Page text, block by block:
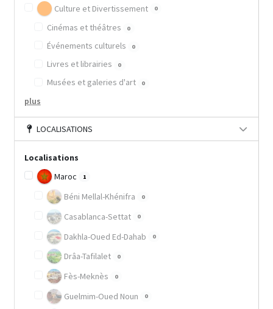
Culture et Divertissement 0
Cinémas et théâtres 0
Événements culturels 0
Livres et librairies 0
Musées et galeries d'art 0
plus
LOCALISATIONS
Localisations
Maroc
1
Béni Mellal-Khénifra 0
Casablanca-Settat 0
Dakhla-Oued Ed-Dahab 0
Drâa-Tafilalet 0
Fès-Meknès 0
Guelmim-Oued Noun 0